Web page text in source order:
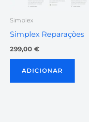
Simplex
Simplex Reparações
299,00 €
ADICIONAR